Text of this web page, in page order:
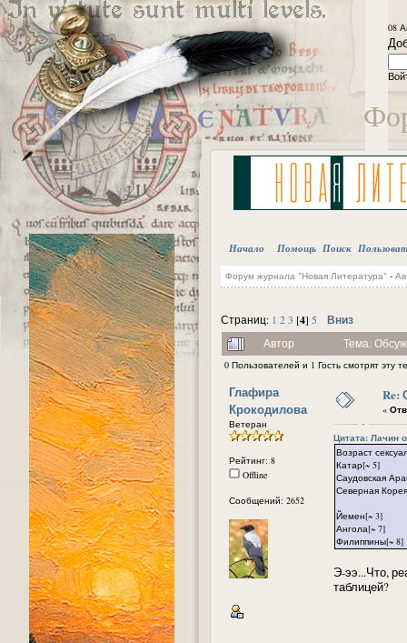
08
Начало Помощь Поиск
Форум журнала "Новая Литература"-
Страниц: 1 2 3 [4] 5 Вниз
Автор Тема:
0 Пользователей и 1 Гость смотрят эту
Глафира
Крокодилова
Ветеран
Рейтинг: 8
Offline
Сообщений: 2652
Re:
«
Цитата: Лачин
Возраст
Катар[~ 5]
Саудовская
Северная Корея
Йемен[~ 3]
Ангола[~ 7]
Филиппины[~ 8]
Э-ээ...Что,
таблицей?